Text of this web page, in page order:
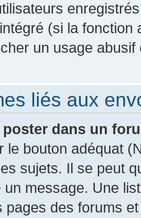
(si la fonction
un usage
liés aux
dans un
le bouton adéquat
sujets. Il se peut
un message. Une
pages des forums